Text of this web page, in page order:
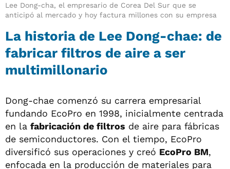
Lee Dong-cha, el empresario de Corea Del Sur que se
anticipó al mercado y hoy factura millones con su empresa
La historia de Lee Dong-chae: de
fabricar filtros de aire a ser
multimillonario
Dong-chae comenzó su carrera empresarial
fundando EcoPro en 1998, inicialmente centrada
en la fabricación de filtros de aire para fábricas
de semiconductores. Con el tiempo, EcoPro
diversificó sus operaciones y creó EcoPro BM,
enfocada en la producción de materiales para